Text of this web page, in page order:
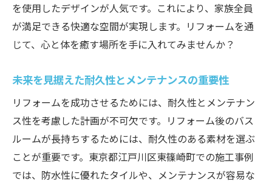
リフォームを成功させるためのチェックリ
スト
最新設備を取り入れたリフォームのメリット
最新技術を使った快適な浴室
自宅でスパのようなリラクゼーションを実
現
高機能設備で掃除の手間を軽減
安全性を高めるための設備導入
を使用したデザインが人気です。これにより、家族全員
が満足できる快適な空間が実現します。リフォームを通
じて、心と体を癒す場所を手に入れてみませんか？
未来を見据えた耐久性とメンテナンスの重要性
リフォームを成功させるためには、耐久性とメンテナン
ス性を考慮した計画が不可欠です。リフォーム後のバス
ルームが長持ちするためには、耐久性のある素材を選ぶ
ことが重要です。東京都江戸川区東篠崎町での施工事例
では、防水性に優れたタイルや、メンテナンスが容易な